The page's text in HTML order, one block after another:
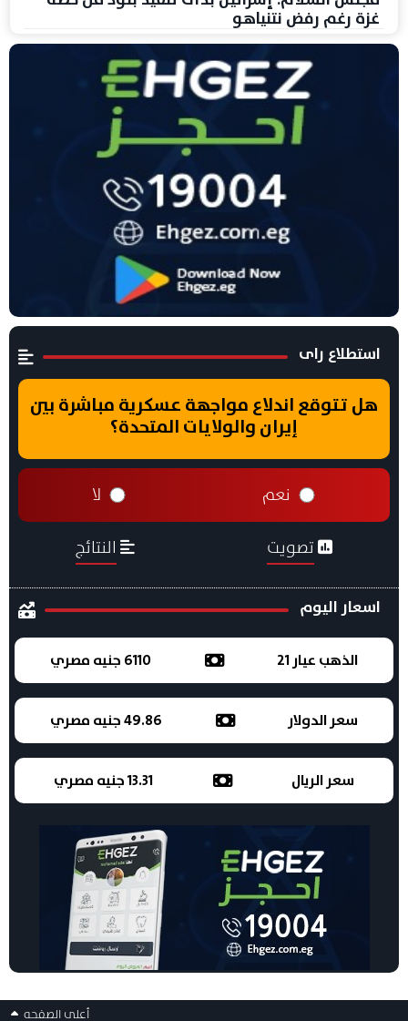
غزة رغم رفض نتنياهو
استطلاع راى
هل تتوقع اندلاع مواجهة عسكرية مباشرة بين
إيران والولايات المتحدة؟
نعم لا
تصويت النتائج
اسعار اليوم
الذهب عيار 21 6110 جنيه مصري
سعر الدولار 49.86 جنيه مصري
سعر الريال 13.31 جنيه مصري
أعلى الصفحه